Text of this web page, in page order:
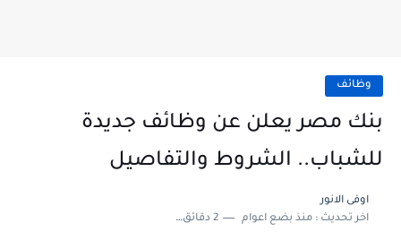
وظائف
بنك مصر يعلن عن وظائف جديدة
للشباب.. الشروط والتفاصيل
اوفى الانور
اخر تحديث :منذ بضع اعوام 2 دقائق للقراءة